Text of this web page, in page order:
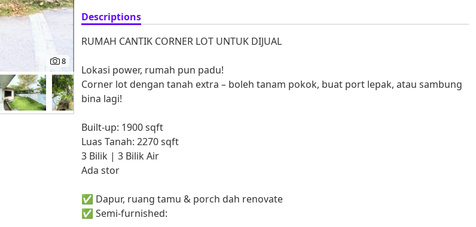
8
Descriptions
RUMAH CANTIK CORNER LOT UNTUK DIJUAL
Lokasi power, rumah pun padu!
Corner lot dengan tanah extra – boleh tanam pokok, buat port lepak, atau sambung
bina lagi!
Built-up: 1900 sqft
Luas Tanah: 2270 sqft
3 Bilik | 3 Bilik Air
Ada stor
✅ Dapur, ruang tamu & porch dah renovate
✅ Semi-furnished: